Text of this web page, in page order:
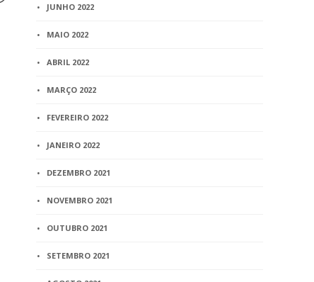
Clipping – Projeto divide
Judiciário – Jornal Estado
de Minas
JUNHO 2022
MAIO 2022
ABRIL 2022
MARÇO 2022
FEVEREIRO 2022
JANEIRO 2022
DEZEMBRO 2021
NOVEMBRO 2021
OUTUBRO 2021
SETEMBRO 2021